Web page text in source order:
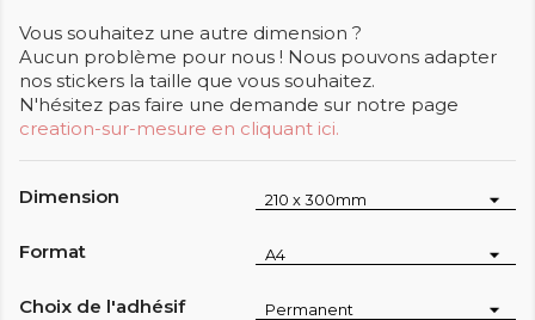
Vous souhaitez une autre dimension ?
Aucun problème pour nous ! Nous pouvons adapter
nos stickers la taille que vous souhaitez.
N'hésitez pas faire une demande sur notre page
creation-sur-mesure en cliquant ici.
Dimension
Format
Choix de l'adhésif